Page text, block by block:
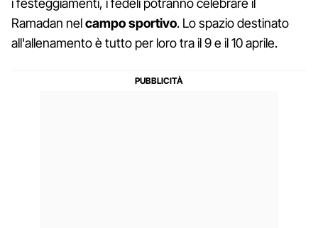
i festeggiamenti, i fedeli potranno celebrare il
Ramadan nelcampo sportivo. Lo spazio destinato
all'allenamento è tutto per loro tra il 9 e il 10 aprile.